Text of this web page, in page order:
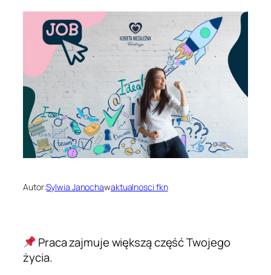
Autor:Sylwia Janochawaktualnosci fkn
Praca zajmuje większą część Twojego
życia.